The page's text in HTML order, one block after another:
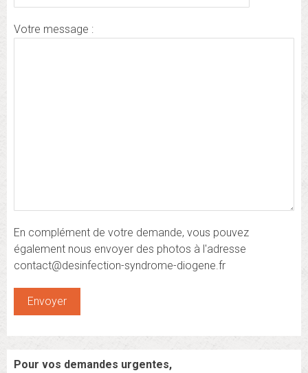
Votre message :
En complément de votre demande, vous pouvez
également nous envoyer des photos à l'adresse
contact@desinfection-syndrome-diogene.fr
Pour vos demandes urgentes,